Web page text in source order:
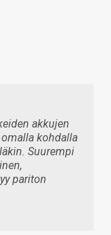
akkujen
kohdalla
Suurempi
pariton